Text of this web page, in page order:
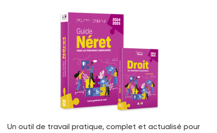
Un outil de travail pratique, complet et actualisé pour